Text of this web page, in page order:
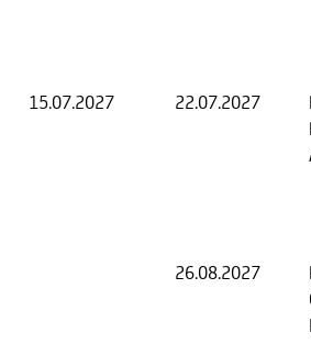
15.07.2027 22.07.2027
26.08.2027